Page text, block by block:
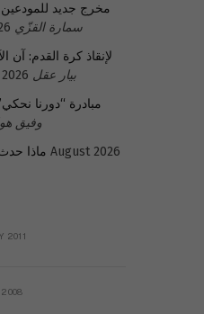
مخرج جديد للمودعين
سمارة القزّي
لإنقاذ كرة القدم: آن
2026 بيار عقل
مبادرة “دورنا
وفيق
ماذا 4 August 2026
2011
2008